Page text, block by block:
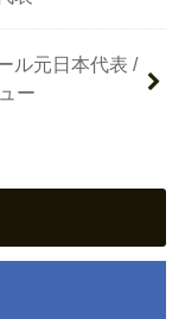
ル元日本代表 /
ー